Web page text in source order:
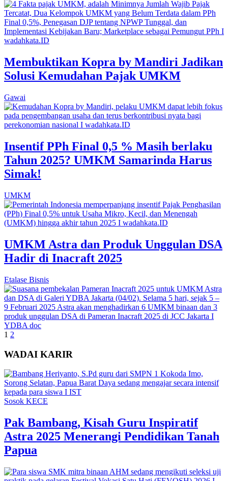
Membuktikan Kopra by Mandiri Jadikan
Solusi Kemudahan Pajak UMKM
Gawai
Insentif PPh Final 0,5 % Masih berlaku
Tahun 2025? UMKM Samarinda Harus
Simak!
UMKM
UMKM Astra dan Produk Unggulan DSA
Hadir di Inacraft 2025
Etalase Bisnis
1 2
WADAI KARIR
Sosok KECE
Pak Bambang, Kisah Guru Inspiratif
Astra 2025 Menerangi Pendidikan Tanah
Papua